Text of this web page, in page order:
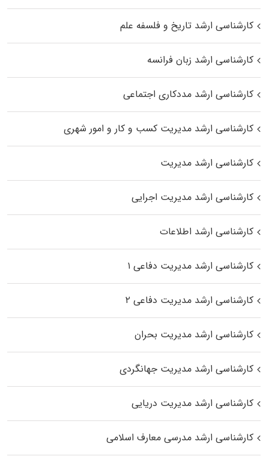
کارشناسی ارشد تاریخ و فلسفه علم
کارشناسی ارشد زبان فرانسه
کارشناسی ارشد مددکاری اجتماعی
کارشناسی ارشد مدیریت کسب و کار و امور شهری
کارشناسی ارشد مدیریت
کارشناسی ارشد مدیریت اجرایی
کارشناسی ارشد اطلاعات
کارشناسی ارشد مدیریت دفاعی ۱
کارشناسی ارشد مدیریت دفاعی ۲
کارشناسی ارشد مدیریت بحران
کارشناسی ارشد مدیریت جهانگردی
کارشناسی ارشد مدیریت دریایی
کارشناسی ارشد مدرسی معارف اسلامی